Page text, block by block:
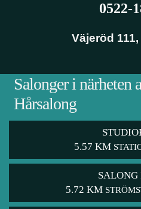
0522-
Väjeröd 111,
Salonger i närheten
Hårsalong
5.57 KM
5.72 KM